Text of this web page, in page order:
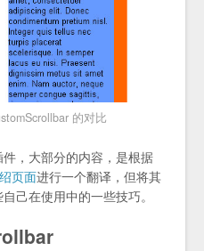
的对比
，大部分的内容，是根据
页面进行一个翻译，但将其
己在使用中的一些技巧。